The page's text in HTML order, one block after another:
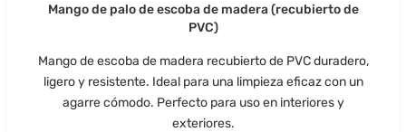
Mango de palo de escoba de madera (recubierto de
PVC)
Mango de escoba de madera recubierto de PVC duradero,
ligero y resistente. Ideal para una limpieza eficaz con un
agarre cómodo. Perfecto para uso en interiores y
exteriores.